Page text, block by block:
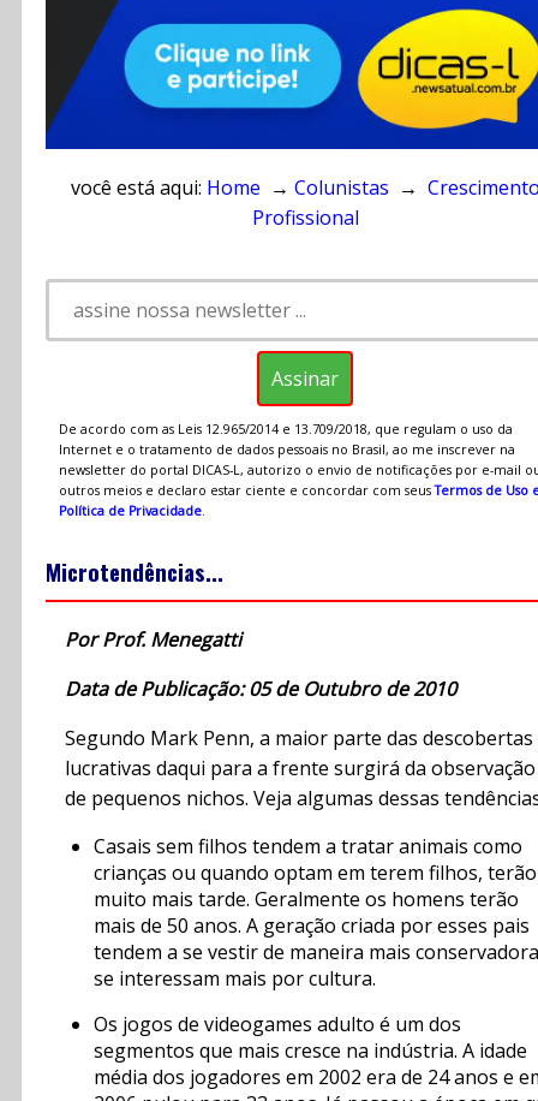
RSS
você está aqui: Home → Colunistas →
Profissional
De acordo com as Leis 12.965/2014 e 13.709/2018, que regulam o uso da
Internet e o tratamento de dados pessoais no Brasil, ao me inscrever na
newsletter do portal DICAS-L, autorizo o envio de notificações por e-mail
outros meios e declaro estar ciente e concordar com seusTermos de Uso
Política de Privacidade.
Microtendências...
Por Prof. Menegatti
Data de Publicação: 05 de Outubro de 2010
Segundo Mark Penn, a maior parte das descobertas
lucrativas daqui para a frente surgirá da observação
de pequenos nichos. Veja algumas dessas
Casais sem filhos tendem a tratar animais como
crianças ou quando optam em terem filhos, terão
muito mais tarde. Geralmente os homens terão
mais de 50 anos. A geração criada por esses pais
tendem a se vestir de maneira mais
se interessam mais por cultura.
Os jogos de videogames adulto é um dos
segmentos que mais cresce na indústria. A idade
média dos jogadores em 2002 era de 24 anos e